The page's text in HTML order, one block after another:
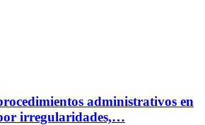
administrativos en
irregularidades,…